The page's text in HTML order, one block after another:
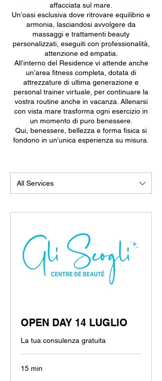
affacciata sul mare.
Un’oasi esclusiva dove ritrovare equilibrio e
armonia, lasciandosi avvolgere da
massaggi e trattamenti beauty
personalizzati, eseguiti con professionalità,
attenzione ed empatia.
All’interno del Residence vi attende anche
un’area fitness completa, dotata di
attrezzature di ultima generazione e
personal trainer virtuale, per continuare la
vostra routine anche in vacanza. Allenarsi
con vista mare trasforma ogni esercizio in
un momento di puro benessere.
Qui, benessere, bellezza e forma fisica si
fondono in un’unica esperienza su misura.
All Services
OPEN DAY 14 LUGLIO
La tua consulenza gratuita
15 min